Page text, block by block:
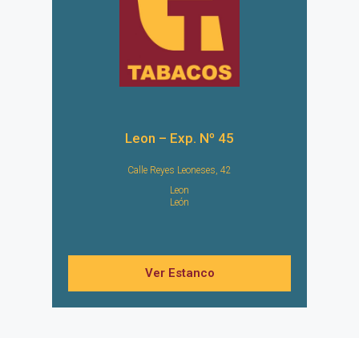
Leon – Exp. Nº 45
Calle Reyes Leoneses, 42
Leon
León
Ver Estanco